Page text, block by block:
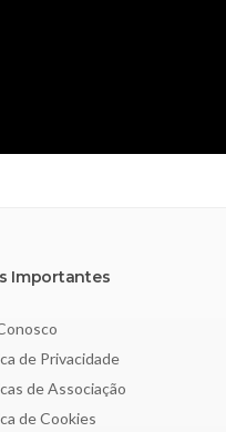
Importantes
de Privacidade
de Associação
de Cookies